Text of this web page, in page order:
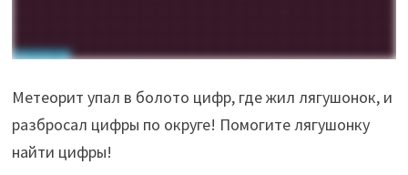
Метеорит упал в болото цифр, где жил лягушонок, и
разбросал цифры по округе! Помогите лягушонку
найти цифры!